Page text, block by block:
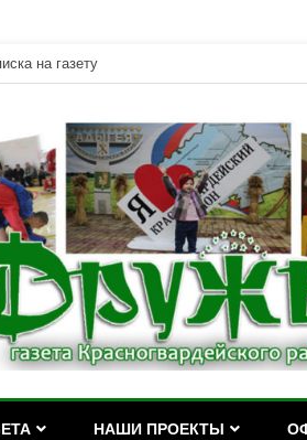
на газету
НАШИ ПРОЕКТЫ